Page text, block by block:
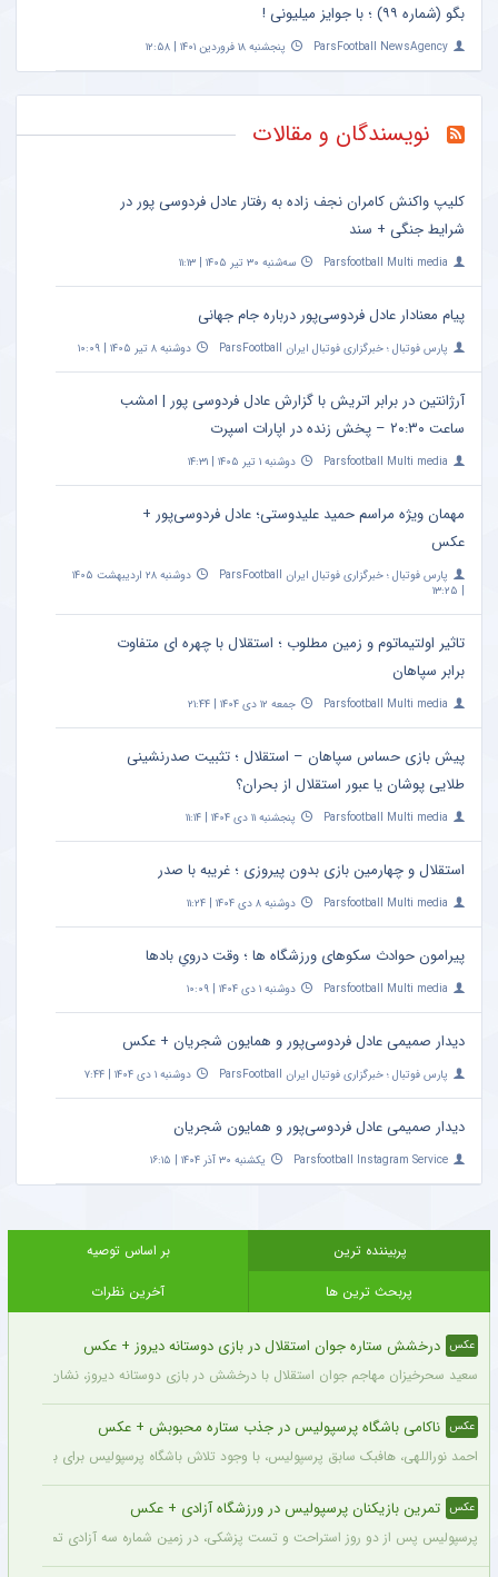
بگو (شماره ۹۹) ؛ با جوایز میلیونی !
ParsFootball NewsAgency پنجشنبه ۱۸ فروردین ۱۴۰۱ | ۱۲:۵۸
نویسندگان و مقالات
کلیپ واکنش کامران نجف زاده به رفتار عادل فردوسی پور در
شرایط جنگی + سند
Parsfootball Multi media سه‌شنبه ۳۰ تیر ۱۴۰۵ | ۱۱:۱۳
پیام معنادار عادل فردوسی‌پور درباره جام جهانی
پارس فوتبال ؛ خبرگزاری فوتبال ایران ParsFootball دوشنبه ۸ تیر ۱۴۰۵ | ۱۰:۰۹
آرژانتین در برابر اتریش با گزارش عادل فردوسی پور | امشب
ساعت ۲۰:۳۰ – پخش زنده در اپارات اسپرت
Parsfootball Multi media دوشنبه ۱ تیر ۱۴۰۵ | ۱۴:۳۱
مهمان ویژه مراسم حمید علیدوستی؛ عادل فردوسی‌پور +
عکس
پارس فوتبال ؛ خبرگزاری فوتبال ایران ParsFootball
دوشنبه ۲۸ اردیبهشت ۱۴۰۵
| ۱۳:۲۵
تاثیر اولتیماتوم و زمین مطلوب ؛ استقلال با چهره ای متفاوت
برابر سپاهان
Parsfootball Multi media جمعه ۱۲ دی ۱۴۰۴ | ۲۱:۴۴
پیش بازی حساس سپاهان – استقلال ؛ تثبیت صدرنشینی
طلایی پوشان یا عبور استقلال از بحران؟
Parsfootball Multi media پنجشنبه ۱۱ دی ۱۴۰۴ | ۱۱:۱۴
استقلال و چهارمین بازی بدون پیروزی ؛ غریبه با صدر
Parsfootball Multi media دوشنبه ۸ دی ۱۴۰۴ | ۱۱:۲۴
پیرامون حوادث سکوهای ورزشگاه ها ؛ وقت درویِ بادها
Parsfootball Multi media دوشنبه ۱ دی ۱۴۰۴ | ۱۰:۰۹
دیدار صمیمی عادل فردوسی‌پور و همایون شجریان + عکس
پارس فوتبال ؛ خبرگزاری فوتبال ایران ParsFootball دوشنبه ۱ دی ۱۴۰۴ | ۷:۴۴
دیدار صمیمی عادل فردوسی‌پور و همایون شجریان
Parsfootball Instagram Service یکشنبه ۳۰ آذر ۱۴۰۴ | ۱۶:۱۵
پربیننده ترین
بر اساس توصیه
پربحث ترین ها
آخرین نظرات
عکس درخشش ستاره جوان استقلال در بازی دوستانه دیروز + عکس
سعید سحرخیزان مهاجم جوان استقلال با درخشش در بازی دوستانه دیروز، نشان داد
عکس ناکامی باشگاه پرسپولیس در جذب ستاره محبوبش + عکس
احمد نوراللهی، هافبک سابق پرسپولیس، با وجود تلاش باشگاه پرسپولیس برای بازگشت
عکس تمرین بازیکنان پرسپولیس در ورزشگاه آزادی + عکس
پرسپولیس پس از دو روز استراحت و تست پزشکی، در زمین شماره سه آزادی تمرین کرد.